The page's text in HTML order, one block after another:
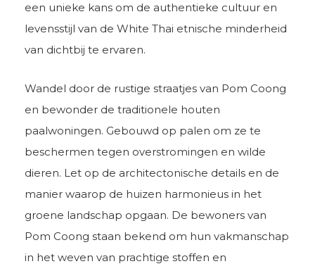
een unieke kans om de authentieke cultuur en
levensstijl van de White Thai etnische minderheid
van dichtbij te ervaren.
Wandel door de rustige straatjes van Pom Coong
en bewonder de traditionele houten
paalwoningen. Gebouwd op palen om ze te
beschermen tegen overstromingen en wilde
dieren. Let op de architectonische details en de
manier waarop de huizen harmonieus in het
groene landschap opgaan. De bewoners van
Pom Coong staan bekend om hun vakmanschap
in het weven van prachtige stoffen en